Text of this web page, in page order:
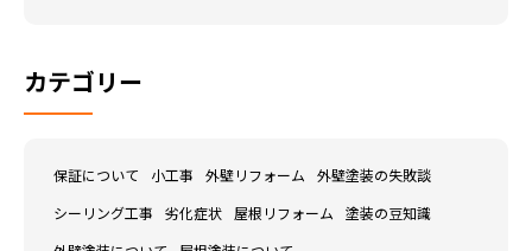
カテゴリー
保証について 小工事 外壁リフォーム 外壁塗装の失敗談
シーリング工事 劣化症状 屋根リフォーム 塗装の豆知識